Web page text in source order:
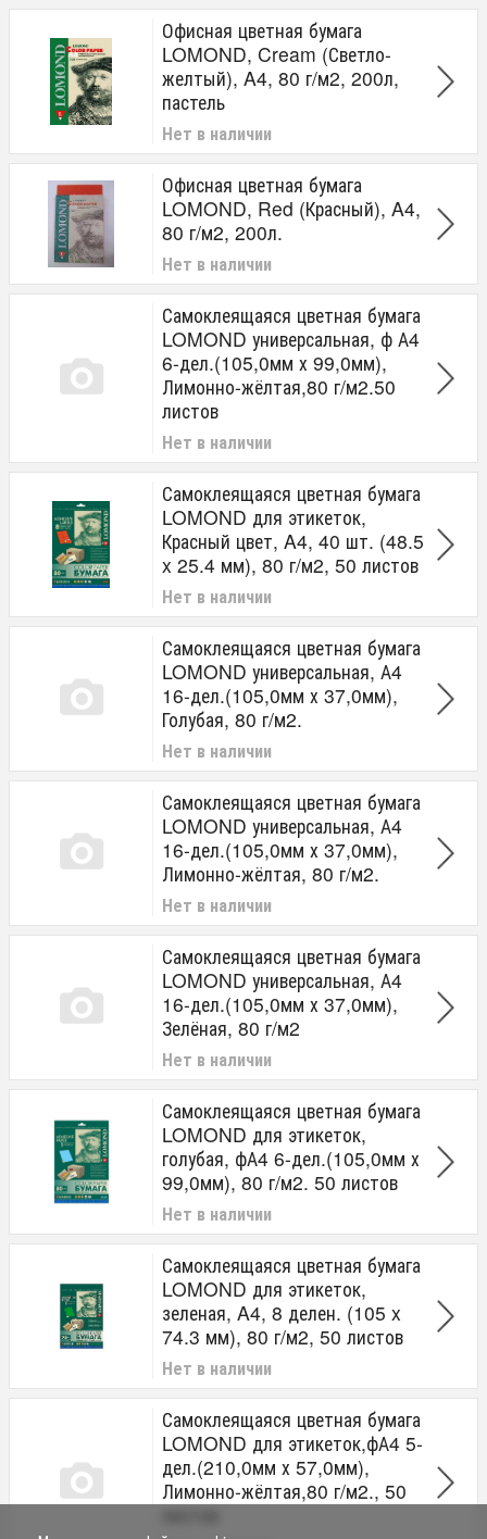
Офисная цветная бумага
LOMOND, Cream (Светло-
желтый), A4, 80 г/м2, 200л,
пастель
Нет в наличии
Офисная цветная бумага
LOMOND, Red (Красный), A4,
80 г/м2, 200л.
Нет в наличии
Самоклеящаяся цветная бумага
LOMOND универсальная, ф А4
6-дел.(105,0мм х 99,0мм),
Лимонно-жёлтая,80 г/м2.50
листов
Нет в наличии
Самоклеящаяся цветная бумага
LOMOND для этикеток,
Красный цвет, A4, 40 шт. (48.5
x 25.4 мм), 80 г/м2, 50 листов
Нет в наличии
Самоклеящаяся цветная бумага
LOMOND универсальная, А4
16-дел.(105,0мм х 37,0мм),
Голубая, 80 г/м2.
Нет в наличии
Самоклеящаяся цветная бумага
LOMOND универсальная, А4
16-дел.(105,0мм х 37,0мм),
Лимонно-жёлтая, 80 г/м2.
Нет в наличии
Самоклеящаяся цветная бумага
LOMOND универсальная, А4
16-дел.(105,0мм х 37,0мм),
Зелёная, 80 г/м2
Нет в наличии
Самоклеящаяся цветная бумага
LOMOND для этикеток,
голубая, фА4 6-дел.(105,0мм х
99,0мм), 80 г/м2. 50 листов
Нет в наличии
Самоклеящаяся цветная бумага
LOMOND для этикеток,
зеленая, A4, 8 делен. (105 x
74.3 мм), 80 г/м2, 50 листов
Нет в наличии
Самоклеящаяся цветная бумага
LOMOND для этикеток,фА4 5-
дел.(210,0мм х 57,0мм),
Лимонно-жёлтая,80 г/м2., 50